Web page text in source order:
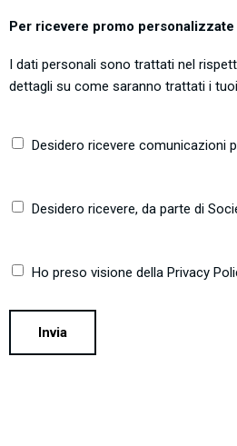
Per ricevere promo
I dati personali sono trattati nel
dettagli su come saranno trattati i
Desidero ricevere comunicazioni
Desidero ricevere, da parte di
Ho preso visione della Privacy